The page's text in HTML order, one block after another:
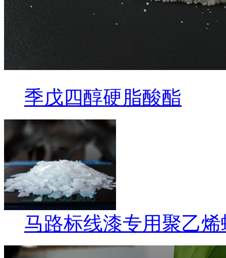
季戊四醇硬脂酸酯
马路标线漆专用聚乙烯